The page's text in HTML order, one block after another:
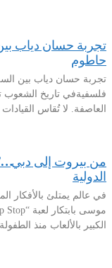
تجربة حسان دياب
حاطوم
تجربة حسان دياب بين
فلسفيةفي تاريخ
العاصفة. لا تُقاس
الدولية
في عالم يمتلئ بالأفكار
الكبير بالألعاب منذ